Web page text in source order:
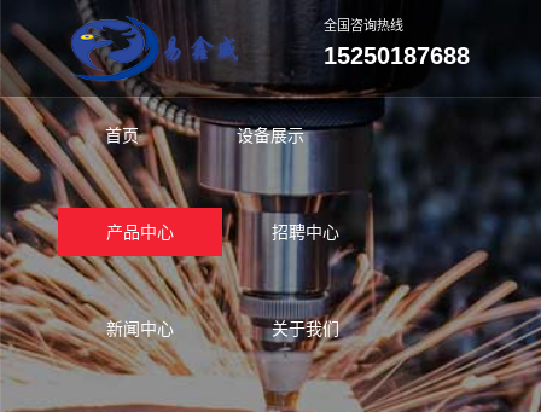
全国咨询热线
15250187688
首页 设备展示
产品中心 招聘中心
新闻中心 关于我们